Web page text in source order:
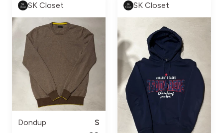
SK Closet
Dondup
S
SK Closet